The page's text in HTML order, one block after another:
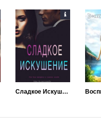
Сладкое Искушение